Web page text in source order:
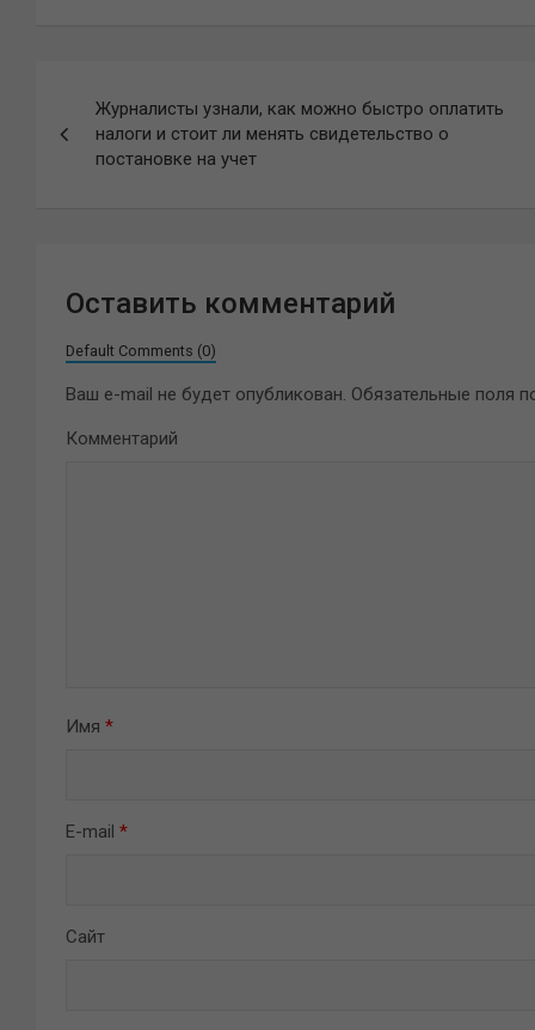
по
записям
Журналисты узнали, как можно быстро оплатить
налоги и стоит ли менять свидетельство о
постановке на учет
Оставить комментарий
Default Comments (0)
Ваш e-mail не будет опубликован. Обязательные поля
Комментарий
Имя *
E-mail *
Сайт